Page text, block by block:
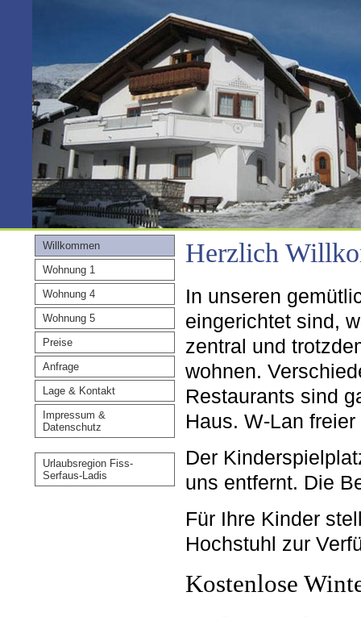
Willkommen
Wohnung 1
Wohnung 4
Wohnung 5
Preise
Anfrage
Lage & Kontakt
Impressum &
Datenschutz
Urlaubsregion Fiss-
Serfaus-Ladis
Herzlich
In unseren
eingerichtet sind,
zentral und
wohnen.
Restaurants sind
Haus. W-Lan
Der
uns entfernt. Die
Für Ihre Kinder
Hochstuhl zur
Kostenlose